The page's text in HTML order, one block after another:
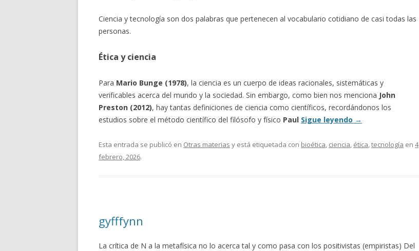
Ciencia y tecnología son dos palabras que pertenecen al vocabulario cotidiano de casi todas las
personas.
Ética y ciencia
Para Mario Bunge (1978), la ciencia es un cuerpo de ideas racionales, sistemáticas y
verificables acerca del mundo y la sociedad. Sin embargo, como bien nos menciona John
Preston (2012), hay tantas definiciones de ciencia como científicos, recordándonos los
estudios sobre el método científico del filósofo y físico Paul Sigue leyendo →
Esta entrada se publicó en Otras materias y está etiquetada con bioética, ciencia, ética,tecnología en 4
febrero, 2026.
gyfffynn
La crítica de N a la metafísica no lo acerca tal y como pasa con los positivistas (empiristas) Del